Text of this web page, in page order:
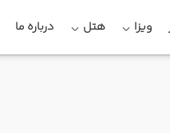
ویزا هتل درباره ما